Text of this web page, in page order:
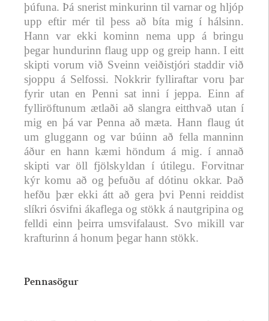
þúfuna. Þá snerist minkurinn til varnar og hljóp
upp eftir mér til þess að bíta mig í hálsinn.
Hann var ekki kominn nema upp á bringu
þegar hundurinn flaug upp og greip hann. I eitt
skipti vorum við Sveinn veiðistjóri staddir við
sjoppu á Selfossi. Nokkrir fylliraftar voru þar
fyrir utan en Penni sat inni í jeppa. Einn af
fylliröftunum ætlaði að slangra eitthvað utan í
mig en þá var Penna að mæta. Hann flaug út
um gluggann og var búinn að fella manninn
áður en hann kæmi höndum á mig. í annað
skipti var öll fjölskyldan í útilegu. Forvitnar
kýr komu að og þefuðu af dótinu okkar. Það
hefðu þær ekki átt að gera þvi Penni reiddist
slíkri ósvifni ákaflega og stökk á nautgripina og
felldi einn þeirra umsvifalaust. Svo mikill var
krafturinn á honum þegar hann stökk.
Pennasögur